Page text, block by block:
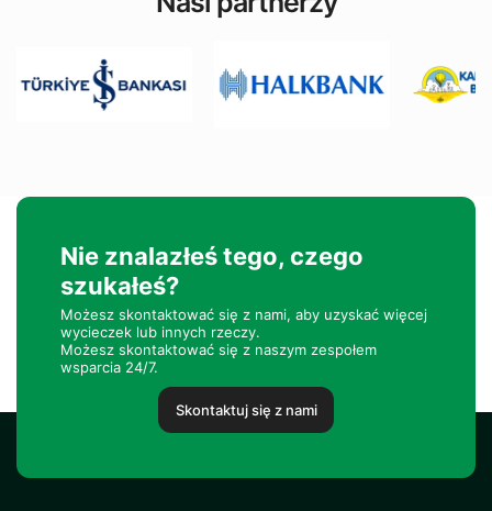
Nie znalazłeś tego, czego
szukałeś?
Możesz skontaktować się z nami, aby uzyskać więcej
wycieczek lub innych rzeczy.
Możesz skontaktować się z naszym zespołem
wsparcia 24/7.
Skontaktuj się z nami